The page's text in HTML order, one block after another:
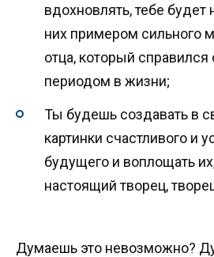
вдохновлять, тебе будет
них примером сильного
отца, который
периодом в жизни;
Ты будешь создавать в
картинки счастливого и
будущего и воплощать
настоящий творец,
Думаешь это невозможно?